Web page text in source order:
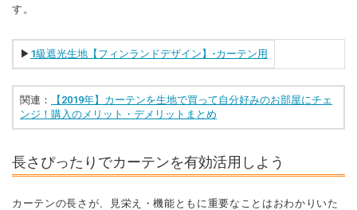
す。
▶︎ 1級遮光生地【フィンランドデザイン】-カーテン用
関連：
【2019年】カーテンを生地で買って自分好みのお部屋にチェ
ンジ！購入のメリット・デメリットまとめ
長さぴったりでカーテンを有効活用しよう
カーテンの長さが、見栄え・機能ともに重要なことはおわかりいた